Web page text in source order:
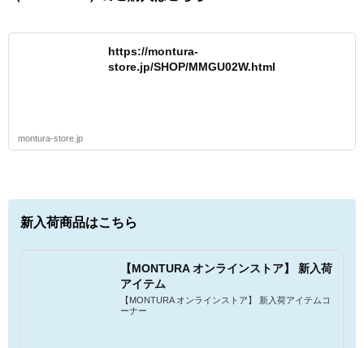
https://montura-
store.jp/SHOP/MMGU02W.html
montura-store.jp
新入荷商品はこちら
【MONTURA オンラインストア】 新入荷
アイテム
【MONTURA オンラインストア】 新入荷アイテムコ
ーナー